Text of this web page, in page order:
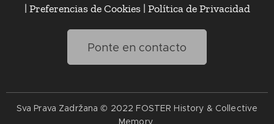
| Preferencias de Cookies | Política de Privacidad
Ponte en contacto
Sva Prava Zadržana © 2022 FOSTER History & Collective